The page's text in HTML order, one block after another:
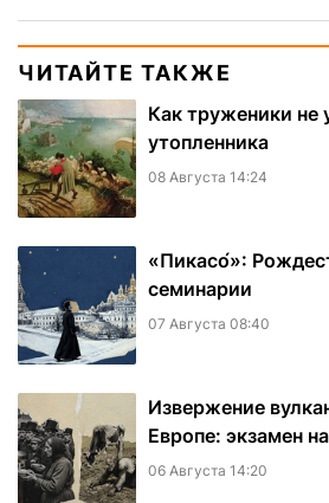
ЧИТАЙТЕ ТАКЖЕ
Как труженики не
утопленника
08 Августа 14:24
«Пикасо́»:
семинарии
07 Августа 08:40
Извержение
Европе: экзамен
06 Августа 14:20